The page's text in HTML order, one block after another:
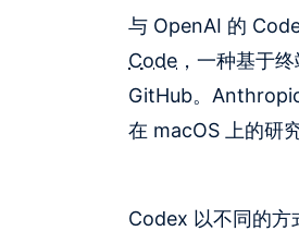
与 OpenAI 的
Code ，一种基于
GitHub。
在 macOS 上的研
Codex 以不同的